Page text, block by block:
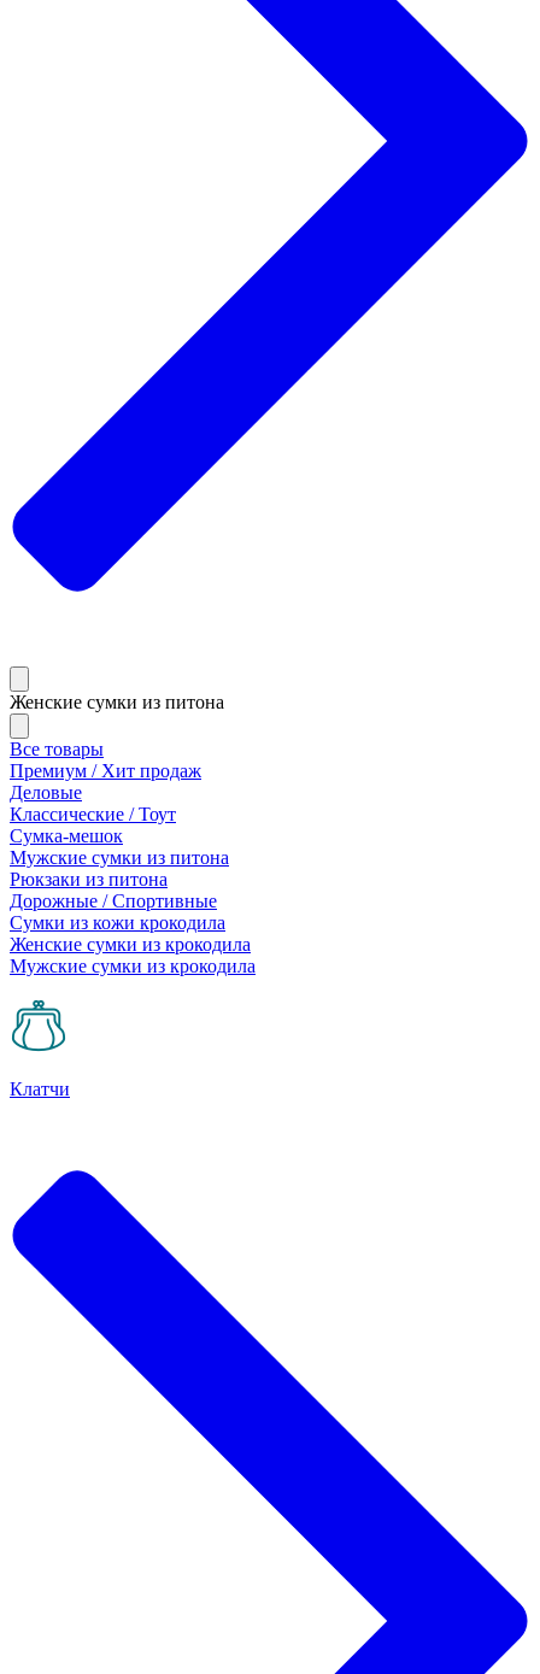
Женские сумки из питона
Все товары
Премиум / Хит продаж
Деловые
Классические / Тоут
Сумка-мешок
Мужские сумки из питона
Рюкзаки из питона
Дорожные / Спортивные
Сумки из кожи крокодила
Женские сумки из крокодила
Мужские сумки из крокодила
Клатчи